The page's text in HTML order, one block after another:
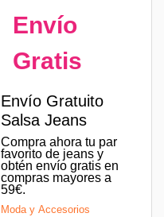
Envío
Gratis
Envío Gratuito
Salsa Jeans
Compra ahora tu par
favorito de jeans y
obtén envío gratis en
compras mayores a
59€.
Moda y Accesorios